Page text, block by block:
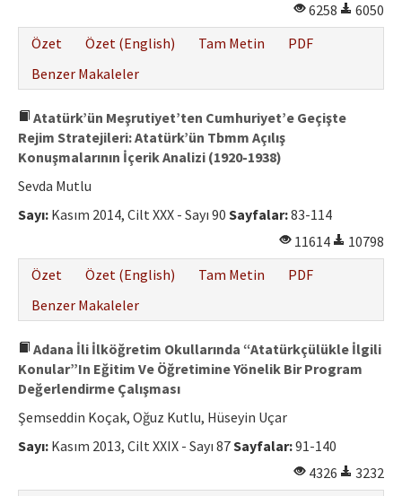
6258
6050
Özet
Özet (English) Tam Metin
PDF
Benzer Makaleler
Atatürk’ün Meşrutiyet’ten Cumhuriyet’e Geçişte
Rejim Stratejileri: Atatürk’ün Tbmm Açılış
Konuşmalarının İçerik Analizi (1920-1938)
Sevda Mutlu
Sayı: Kasım 2014, Cilt XXX - Sayı 90 Sayfalar:83-114
11614
10798
Özet
Özet (English) Tam Metin
PDF
Benzer Makaleler
Adana İli İlköğretim Okullarında “Atatürkçülükle İlgili
Konular”In Eğitim Ve Öğretimine Yönelik Bir Program
Değerlendirme Çalışması
Şemseddin Koçak, Oğuz Kutlu, Hüseyin Uçar
Sayı: Kasım 2013, Cilt XXIX - Sayı 87Sayfalar:91-140
4326
3232